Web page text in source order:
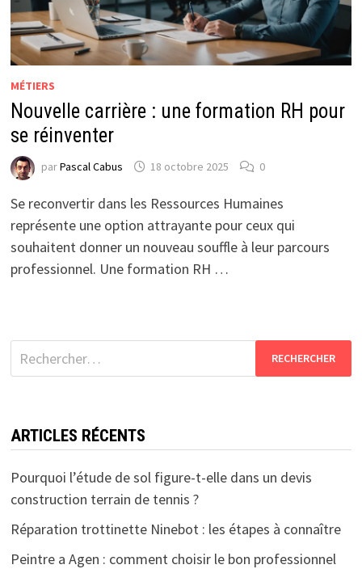
MÉTIERS
Nouvelle carrière : une formation RH pour
se réinventer
parPascal Cabus 18 octobre 2025 0
Se reconvertir dans les Ressources Humaines
représente une option attrayante pour ceux qui
souhaitent donner un nouveau souffle à leur parcours
professionnel. Une formation RH …
Rechercher :
ARTICLES RÉCENTS
Pourquoi l’étude de sol figure-t-elle dans un devis
construction terrain de tennis ?
Réparation trottinette Ninebot : les étapes à connaître
Peintre a Agen : comment choisir le bon professionnel